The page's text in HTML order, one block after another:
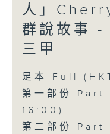
人」
群說故事 -
三甲
足本 Full
第一部份
16:00)
第二部份